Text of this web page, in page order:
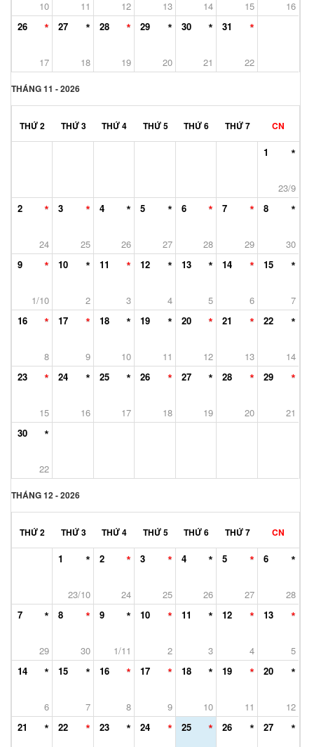
10 11 12 13 14 15
16
26
17
27
18
28
19
29
20
30
21
31
22
THÁNG 11 - 2026
THỨ 2 THỨ 3 THỨ 4 THỨ 5 THỨ 6 THỨ 7 CN
1
23/9
2
24
3
25
4
26
5
27
6
28
7
29
8
30
9
1/10
10
2
11
3
12
4
13
5
14
6
15
7
16
8
17
9
18
10
19
11
20
12
21
13
22
14
23
15
24
16
25
17
26
18
27
19
28
20
29
21
30
22
THÁNG 12 - 2026
THỨ 2 THỨ 3 THỨ 4 THỨ 5 THỨ 6 THỨ 7 CN
1
23/10
2
24
3
25
4
26
5
27
6
28
7
29
8
30
9
1/11
10
2
11
3
12
4
13
5
14
6
15
7
16
8
17
9
18
10
19
11
20
12
21
22 23 24 25 26 27